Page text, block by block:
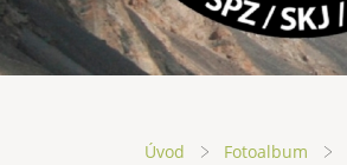
Úvod Fotoalbum